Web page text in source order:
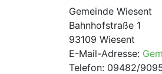
Gemeinde Wiesent
Bahnhofstraße 1
93109 Wiesent
E-Mail-Adresse:
Telefon: 09482/